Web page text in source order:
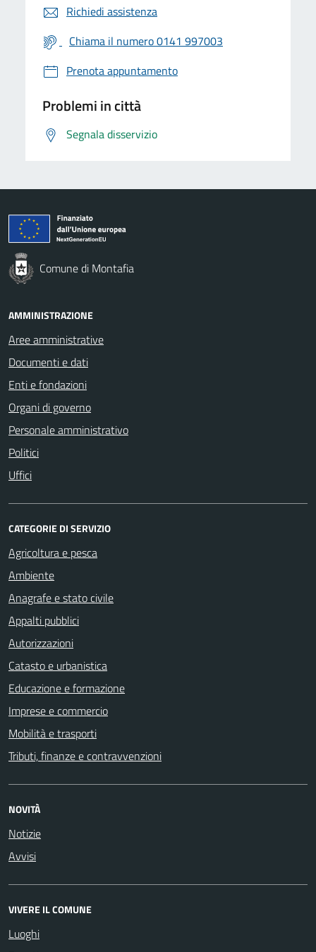
Richiedi assistenza
Chiama il numero 0141 997003
Prenota appuntamento
Problemi in città
Segnala disservizio
Comune di Montafia
AMMINISTRAZIONE
Aree amministrative
Documenti e dati
Enti e fondazioni
Organi di governo
Personale amministrativo
Politici
Uffici
CATEGORIE DI SERVIZIO
Agricoltura e pesca
Ambiente
Anagrafe e stato civile
Appalti pubblici
Autorizzazioni
Catasto e urbanistica
Educazione e formazione
Imprese e commercio
Mobilità e trasporti
Tributi, finanze e contravvenzioni
NOVITÀ
Notizie
Avvisi
VIVERE IL COMUNE
Luoghi